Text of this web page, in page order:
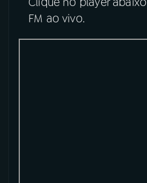
TikTok
FM ao vivo.